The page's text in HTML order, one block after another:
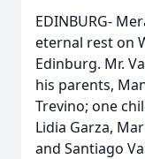
EDINBURG-
eternal rest on
Edinburg. Mr.
his parents,
Trevino; one
Lidia Garza,
and Santiago